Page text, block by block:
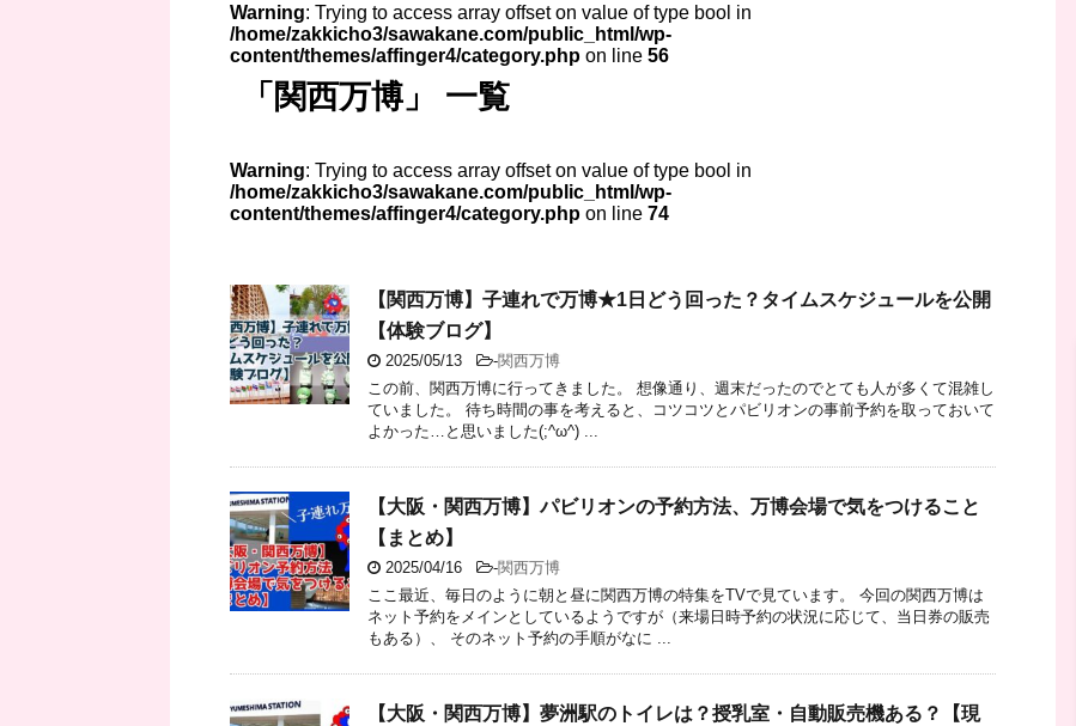
Warning: Trying to access array offset on value of type bool in
/home/zakkicho3/sawakane.com/public_html/wp-
content/themes/affinger4/category.php on line 56
「関西万博」 一覧
Warning: Trying to access array offset on value of type bool in
/home/zakkicho3/sawakane.com/public_html/wp-
content/themes/affinger4/category.php on line 74
【関西万博】子連れで万博★1日どう回った？タイムスケジュールを公開
【体験ブログ】
2025/05/13 -関西万博
この前、関西万博に行ってきました。 想像通り、週末だったのでとても人が多くて混雑し
ていました。 待ち時間の事を考えると、コツコツとパビリオンの事前予約を取っておいて
よかった…と思いました(;^ω^) ...
【大阪・関西万博】パビリオンの予約方法、万博会場で気をつけること
【まとめ】
2025/04/16 -関西万博
ここ最近、毎日のように朝と昼に関西万博の特集をTVで見ています。 今回の関西万博は
ネット予約をメインとしているようですが（来場日時予約の状況に応じて、当日券の販売
もある）、 そのネット予約の手順がなに ...
【大阪・関西万博】夢洲駅のトイレは？授乳室・自動販売機ある？【現